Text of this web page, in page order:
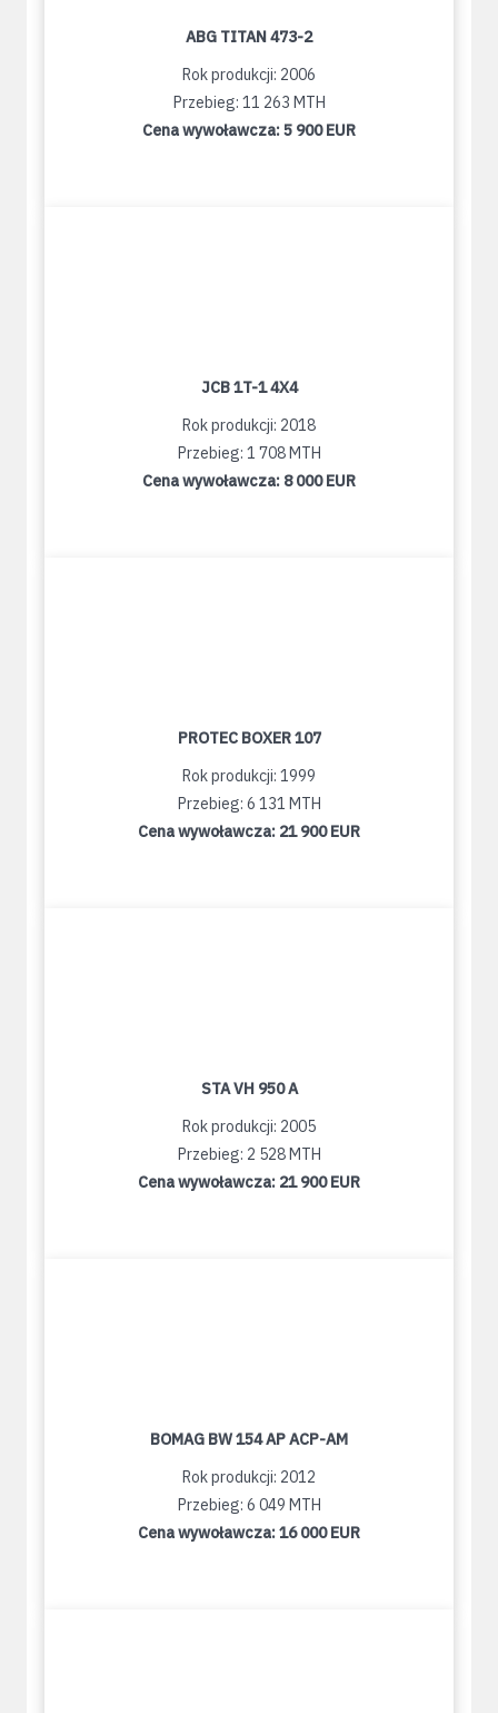
ABG TITAN 473-2
Rok produkcji: 2006
Przebieg: 11 263 MTH
Cena wywoławcza:5 900 EUR
JCB 1T-1 4X4
Rok produkcji: 2018
Przebieg: 1 708 MTH
Cena wywoławcza: 8 000 EUR
PROTEC BOXER 107
Rok produkcji: 1999
Przebieg: 6 131 MTH
Cena wywoławcza: 21 900 EUR
STA VH 950 A
Rok produkcji: 2005
Przebieg: 2 528 MTH
Cena wywoławcza: 21 900 EUR
BOMAG BW 154 AP ACP-AM
Rok produkcji: 2012
Przebieg: 6 049 MTH
Cena wywoławcza:16 000 EUR